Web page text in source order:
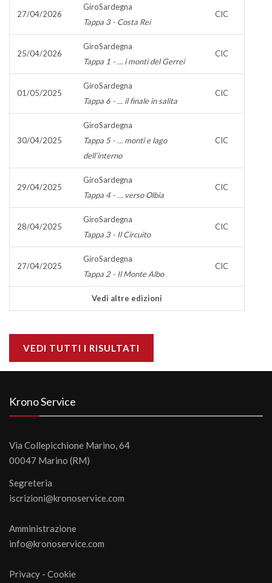
27/04/2026
GiroSardegna
Tappa 3 - Costa Rei
CIC
25/04/2026
GiroSardegna
Tappa 1 - … i monti del Gerrei
CIC
01/05/2025
GiroSardegna
Tappa 6 - ... il finale in salita
CIC
30/04/2025
GiroSardegna
Tappa 5 - … monti e lago
dell’interno
CIC
29/04/2025
GiroSardegna
Tappa 4 - … verso Olbia
CIC
28/04/2025
GiroSardegna
Tappa 3 - Il Circuito
CIC
27/04/2025
GiroSardegna
Tappa 2 - Il Monte Albo
CIC
Vedi altre edizioni
VEDI TUTTI I RISULTATI
Krono Service
Via Collepicchione Marino, 64
00047 Marino (RM)
Segreteria
iscrizioni@kronoservice.com
Amministrazione
info@kronoservice.com
Privacy - Cookie